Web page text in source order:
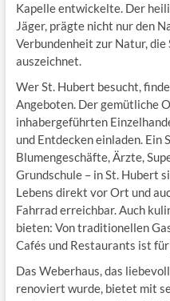
Kapelle entwickelte. Der
Jäger, prägte nicht nur den
Verbundenheit zur Natur,
auszeichnet.
Wer St. Hubert besucht,
Angeboten. Der gemütliche
inhabergeführten
und Entdecken einladen. Ein
Blumengeschäfte, Ärzte,
Grundschule – in St. Hubert
Lebens direkt vor Ort und
Fahrrad erreichbar. Auch
bieten: Von traditionellen
Cafés und Restaurants ist
Das Weberhaus, das
renoviert wurde, bietet mit